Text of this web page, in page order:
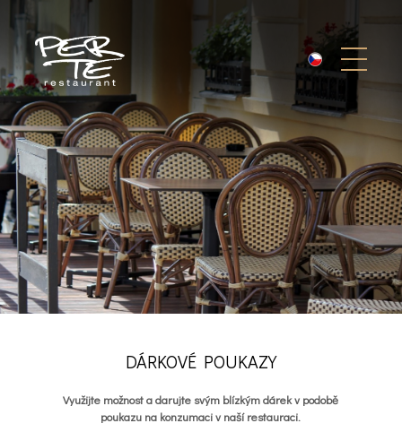
DÁRKOVÉ POUKAZY
Využijte možnost a darujte svým blízkým dárek v podobě
poukazu na konzumaci v naší restauraci.